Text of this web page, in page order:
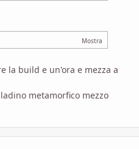
la build e un'ora e mezza a
metamorfico mezzo